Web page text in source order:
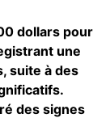
dollars pour
une
suite à des
des signes